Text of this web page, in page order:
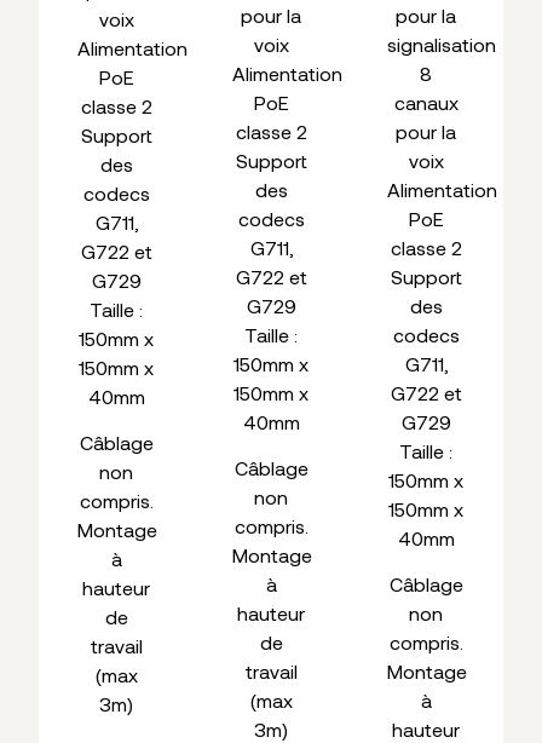
voix
Alimentation
PoE
classe 2
Support
des
codecs
G711,
G722 et
G729
Taille :
150mm x
150mm x
40mm
Câblage
non
compris.
Montage
à
hauteur
de
travail
(max
3m)
pour la
voix
Alimentation
PoE
classe 2
Support
des
codecs
G711,
G722 et
G729
Taille :
150mm x
150mm x
40mm
Câblage
non
compris.
Montage
à
hauteur
de
travail
(max
3m)
pour la
signalisation
8
canaux
pour la
voix
Alimentation
PoE
classe 2
Support
des
codecs
G711,
G722 et
G729
Taille :
150mm x
150mm x
40mm
Câblage
non
compris.
Montage
à
hauteur